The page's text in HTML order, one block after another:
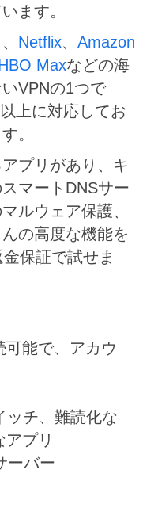
ます。
Netflix、 Amazon
Maxなどの海
VPNの1つで
上に対応してお
。
プリがあり、キ
マートDNSサー
ルウェア保護、
の高度な機能を
保証で試せま
能で、アカウ
ッチ、難読化な
プリ
ーバー